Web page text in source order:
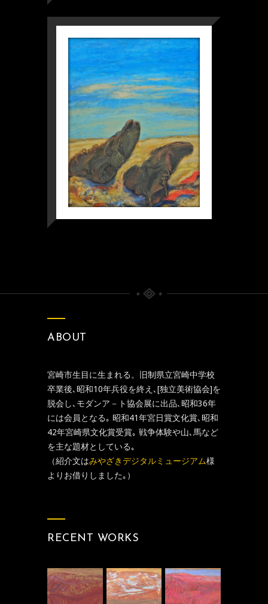
ABOUT
宮崎市生目に生まれる。旧制県立宮崎中学校
卒業後､昭和10年兵役を終え､[独立美術協会]を
脱会し､モダンア－ト協会展に出品､昭和36年
には会員となる｡ 昭和41年宮日賞文化賞､昭和
42年宮崎県文化賞受賞｡ 戦争体験や山､馬など
を主な題材としている｡
（紹介文はみやざきデジタルミュージアム様
よりお借りしました｡）
RECENT WORKS